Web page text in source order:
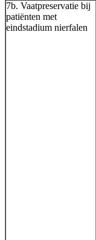
7b. Vaatpreservatie bij
patiënten met
eindstadium nierfalen